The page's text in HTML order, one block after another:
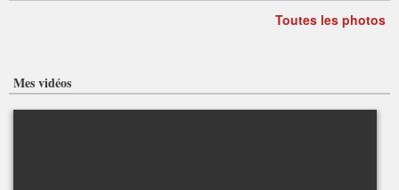
Toutes les photos
Mes vidéos